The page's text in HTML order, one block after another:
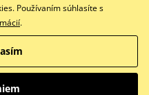
verziu
Používaním súhlasíte s
.